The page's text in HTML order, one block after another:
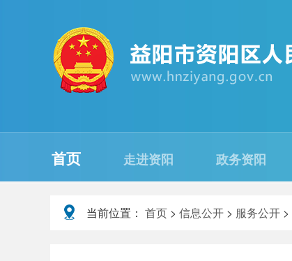
首页 走进资阳 政务资阳
当前位置： 首页 > 信息公开 > 服务公开 >